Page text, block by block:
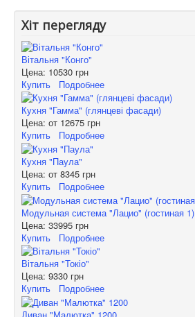
Хіт перегляду
Вітальня "Конго"
Цена: 10530 грн
Купить
Подробнее
Кухня "Гамма" (глянцеві фасади)
Цена: от 12675 грн
Купить
Подробнее
Кухня "Паула"
Цена: от 8345 грн
Купить
Подробнее
Модульная система "Лацио" (гостиная 1)
Цена: 33995 грн
Купить
Подробнее
Вітальня "Токіо"
Цена: 9330 грн
Купить
Подробнее